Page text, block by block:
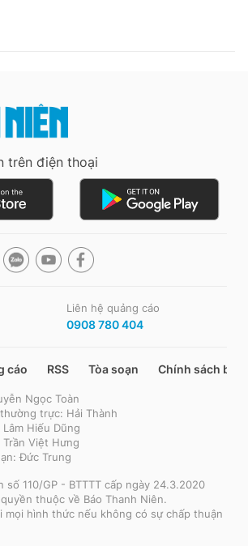
trên điện thoại
Liên hệ quảng cáo
0908 780 404
cáo RSS Tòa soạn Chính sách bảo
Ngọc Toàn
trực: Hải Thành
Hiếu Dũng
Việt Hưng
Đức Trung
số 110/GP - BTTTT cấp ngày 24.3.2020
thuộc về Báo Thanh Niên.
mọi hình thức nếu không có sự chấp thuận